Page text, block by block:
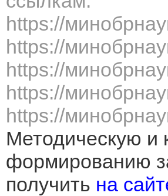
https://
https://
https://
https://
https://
Методическую и
формированию
получить на